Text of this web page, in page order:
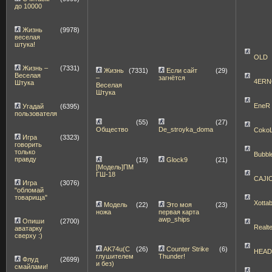
до 10000
Жизнь
веселая
штука!
(9978)
Жизнь –
Веселая
Штука
(7331)
Угадай
пользователя
(6395)
Игра
говорить
только
правду
(3323)
Игра
"обломай
товарища"
(3076)
Опиши
аватарку
сверху :)
(2700)
Флуд
смайлами!
(2699)
Жизнь
–
Веселая
Штука
(7331)
Если сайт
загнётся
(29)
Общество
(55)
De_stroyka_doma
(27)
[Модель]ПМ
ГШ-18
(19) Glock9 (21)
Модель
ножа
(22)
Это моя
первая карта
awp_ships
(23)
AK74u(С
глушителем
и без)
(26)
Counter Strike
Thunder!
(6)
OLD
EneR